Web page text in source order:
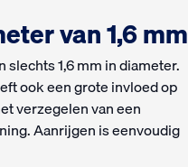
van 1,6 mm
1,6 mm in diameter.
ook een grote invloed op
verzegelen van een
Aanrijgen is eenvoudig